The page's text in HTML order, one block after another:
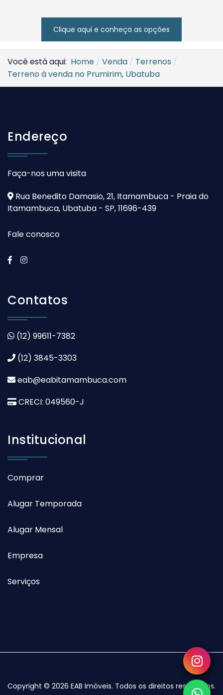
Clique aqui e conheça as opções
Você está aqui: Home Venda
Terrenos
Terreno à venda no Prumirim, Ubatuba
Endereço
Faça-nos uma visita
Rua Benedito Damasio, 21, Itamambuca - Praia do
Itamambuca, Ubatuba - SP, 11696-439
Fale conosco
Contatos
(12) 99611-7382
(12) 3845-3303
eab@eabitamambuca.com
CRECI: 049560-J
Institucional
Comprar
Alugar Temporada
Alugar Mensal
Empresa
Serviços
Copyright © 2026 EAB Imóveis. Todos os direitos reservados.